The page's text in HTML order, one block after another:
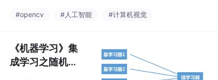
数，1表示灰度图out_ch
库，广泛应用于图像处
实等领域。它提供了丰
富的函数和工具，支持
多种编程语言（如C+
#opencv #人工智能 #计算机视觉
《机器学习》集
成学习之随机森